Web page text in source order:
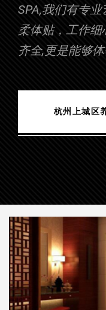
SPA,我们有专
柔体贴，工作
齐全,更是能够
杭州上城区